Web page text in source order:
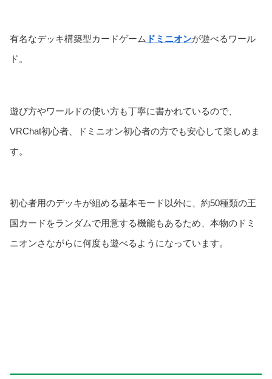
有名なデッキ構築型カードゲーム ドミニオンが遊べるワール
ド。
遊び方やワールドの使い方も丁寧に書かれているので、
VRChat初心者、ドミニオン初心者の方でも安心して楽しめま
す。
初心者用のデッキが組める基本モード以外に、約50種類の王
国カードをランダムで用意する機能もあるため、本物のドミ
ニオンさながらに何度も遊べるようになっています。